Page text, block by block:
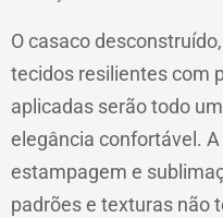
O casaco
tecidos resilientes com
aplicadas serão todo
elegância confortável.
estampagem e
padrões e texturas não